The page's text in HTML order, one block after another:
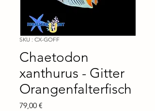
SKU : CX-GOFF
Chaetodon
xanthurus - Gitter
Orangenfalterfisch
79,00 €